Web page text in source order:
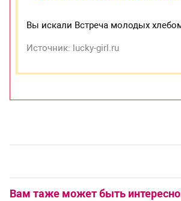
Вы искали Встреча молодых
Источник: lucky-girl.ru
Вам таже может быть